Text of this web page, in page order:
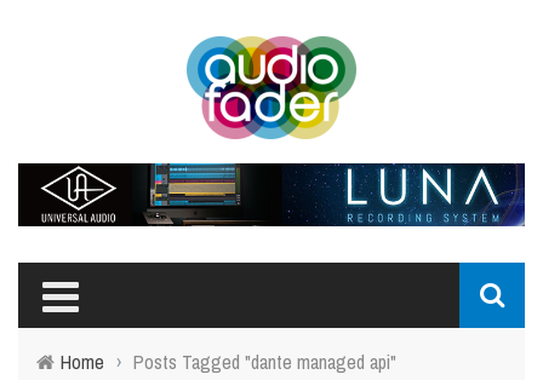
Home › Posts Tagged "dante managed api"